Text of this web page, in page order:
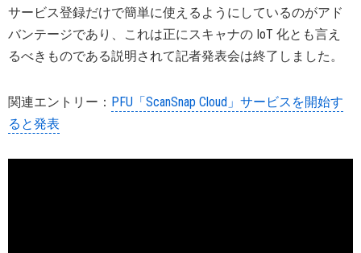
サービス登録だけで簡単に使えるようにしているのがアド
バンテージであり、これは正にスキャナの IoT 化とも言え
るべきものである説明されて記者発表会は終了しました。
関連エントリー： PFU「ScanSnap Cloud」サービスを開始す
ると発表